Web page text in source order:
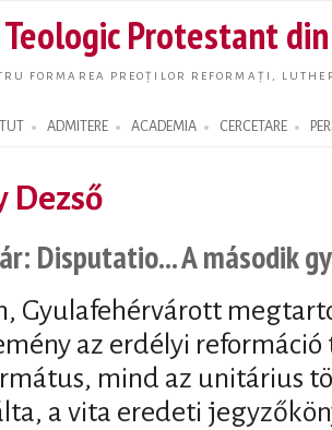
main
Protestant
FORMAREA PREOȚILOR REFORMAȚI,
ADMITERE ACADEMIA CERCETARE
Dezső
Disputatio... A második
Gyulafehérvárott
az erdélyi
mind az unitárius
a vita eredeti